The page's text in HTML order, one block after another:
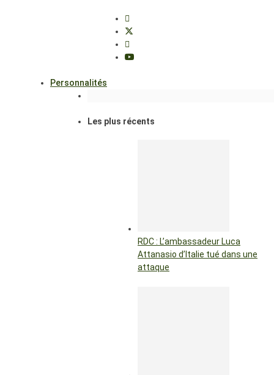
Personnalités
Les plus récents
RDC : L’ambassadeur Luca
Attanasio d’Italie tué dans une
attaque